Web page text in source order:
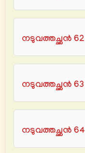
നടുവത്തച്ഛൻ 62
നടുവത്തച്ഛൻ 63
നടുവത്തച്ഛൻ 64